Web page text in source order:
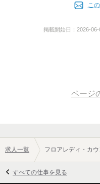
こ
掲載開始日： 2026-06-
ページ
求人一覧 フロアレディ・カ
すべての仕事を見る